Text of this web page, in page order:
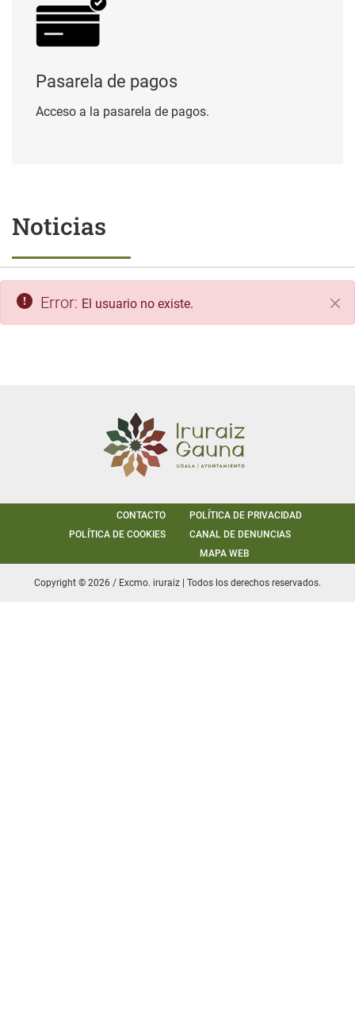
Pasarela de pagos
Acceso a la pasarela de pagos.
Noticias
Error: El usuario no existe.
CONTACTO
POLÍTICA DE PRIVACIDAD
POLÍTICA DE COOKIES
CANAL DE DENUNCIAS
MAPA WEB
Copyright © 2026 / Excmo. iruraiz | Todos los derechos reservados.